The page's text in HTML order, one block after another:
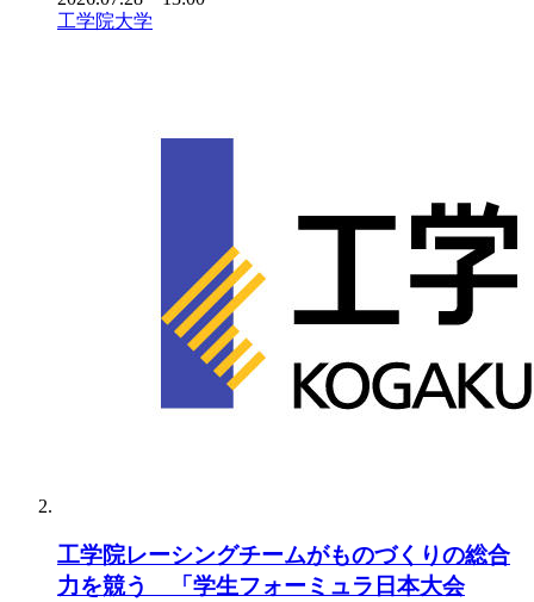
工学院大学
工学院レーシングチームがものづくりの総合
力を競う 「学生フォーミュラ日本大会